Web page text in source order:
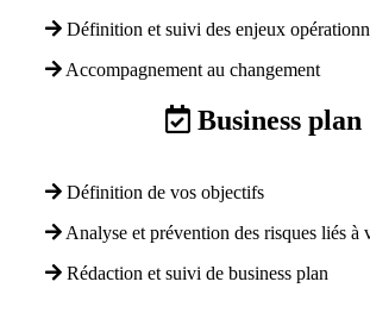
Définition et suivi des enjeux
Accompagnement au changement
Business plan
Définition de vos objectifs
Analyse et prévention des risques liés à
Rédaction et suivi de business plan